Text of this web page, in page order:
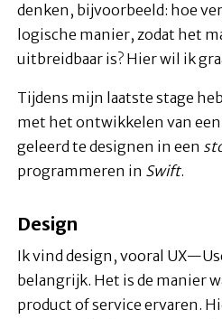
denken, bijvoorbeeld: hoe
logische manier, zodat het
uitbreidbaar is? Hier wil ik
Tijdens mijn laatste stage
met het ontwikkelen van een
geleerd te designen in een
programmeren in Swift.
Design
Ik vind design, vooral
belangrijk. Het is de manier
product of service ervaren.